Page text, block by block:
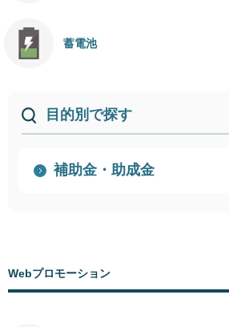
蓄電池
目的別で探す
補助金・助成金
Webプロモーション